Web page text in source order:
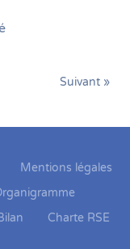
Suivant »
Mentions légales
Charte RSE